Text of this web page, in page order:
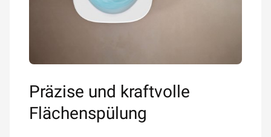
Präzise und kraftvolle
Flächenspülung